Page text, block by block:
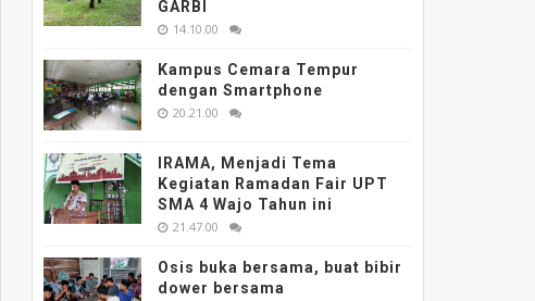
GARBI
14.10.00
Kampus Cemara Tempur
dengan Smartphone
20.21.00
IRAMA, Menjadi Tema
Kegiatan Ramadan Fair UPT
SMA 4 Wajo Tahun ini
21.47.00
Osis buka bersama, buat bibir
dower bersama